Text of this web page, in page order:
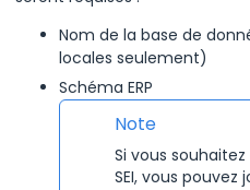
Nom de la base de
locales seulement)
Schéma ERP
Note
Si vous
SEI, vous pouvez